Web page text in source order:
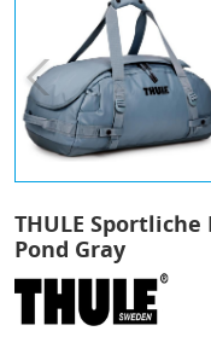
THULE Sportliche
Pond Gray